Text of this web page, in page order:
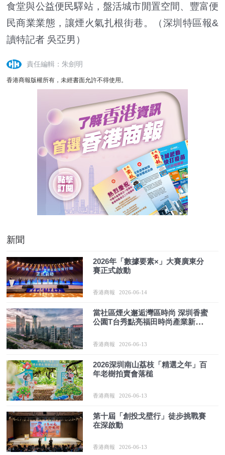
食堂與公益便民驛站，盤活城市閒置空間、豐富便
民商業業態，讓煙火氣扎根街巷。（深圳特區報&
讀特記者 吳亞男）
責任編輯：朱劍明
香港商報版權所有，未經書面允許不得使用。
新聞
2026年「數據要素×」大賽廣東分
賽正式啟動
香港商報 2026-06-14
當社區煙火邂逅灣區時尚 深圳香蜜
公園T台秀點亮福田時尚產業新活
香港商報 2026-06-13
2026深圳南山荔枝「精選之年」百
年老樹拍賣會落槌
香港商報 2026-06-13
第十屆「創投戈壁行」徒步挑戰賽
在深啟動
香港商報 2026-06-13